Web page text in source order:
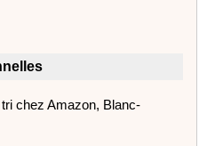
tri chez Amazon, Blanc-